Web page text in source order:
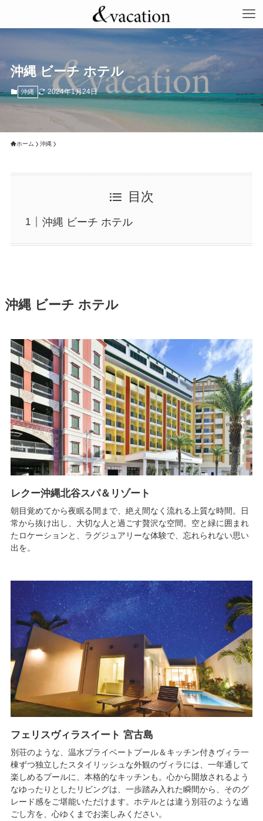
沖縄 ビーチ ホテル
沖縄 2024年1月24日
ホーム 沖縄
目次
沖縄 ビーチ ホテル
沖縄 ビーチ ホテル
レクー沖縄北谷スパ＆リゾート
朝目覚めてから夜眠る間まで、絶え間なく流れる上質な時間。日
常から抜け出し、大切な人と過ごす贅沢な空間。空と緑に囲まれ
たロケーションと、ラグジュアリーな体験で、忘れられない思い
出を。
フェリスヴィラスイート 宮古島
別荘のような、温水プライベートプール＆キッチン付きヴィラ一
棟ずつ独立したスタイリッシュな外観のヴィラには、一年通して
楽しめるプールに、本格的なキッチンも。心から開放されるよう
なゆったりとしたリビングは、一歩踏み入れた瞬間から、そのグ
レード感をご堪能いただけます。ホテルとは違う別荘のような過
ごし方を、心ゆくまでお楽しみください。